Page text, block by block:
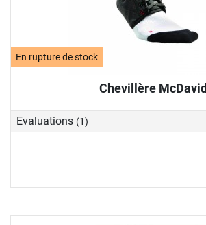
En rupture de stock
Chevillère McDavid
Evaluations (1)